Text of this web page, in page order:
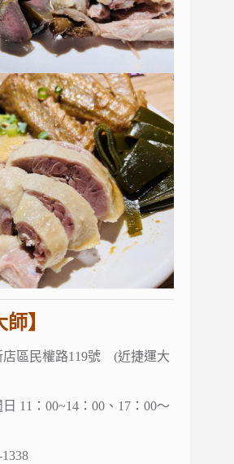
】
店區民權路119號 (近捷運大
11：00~14：00、17：00～